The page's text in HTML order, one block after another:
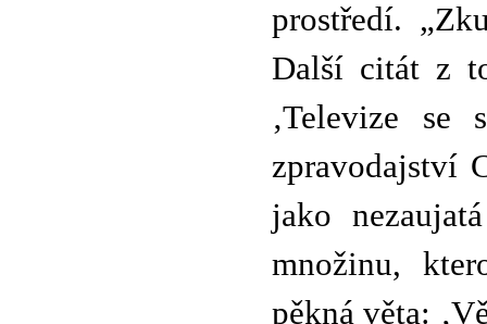
prostředí.
Další citát z
‚Televize se
zpravodajství
jako
množinu,
pěkná věta: